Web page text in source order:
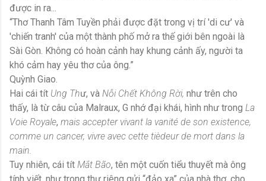
được in ra...
“Thơ Thanh Tâm Tuyền phải được đặt trong vị trí 'di cư' và
'chiến tranh' của một thành phố mở ra thế giới bên ngoài là
Sài Gòn. Không có hoàn cảnh hay khung cảnh ấy, người ta
khó cảm hay yêu thơ của ông.”
Quỳnh Giao.
Hai cái tít Ung Thư, và Nỗi Chết Không Rời, như trên cho
thấy, là từ câu của Malraux, G nhớ đại khái, hình như trong La
Voie Royale, mais accepter vivant la vanité de son existence,
comme un cancer, vivre avec cette tièdeur de mort dans la
main.
Tuy nhiên, cái tít Mắt Bão, tên một cuốn tiểu thuyết mà ông